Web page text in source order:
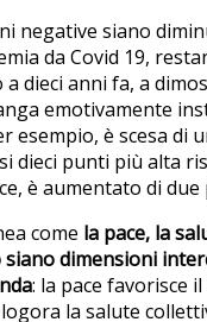
negative siano
da Covid 19,
dieci anni fa, a
emotivamente
esempio, è scesa di
dieci punti più alta
è aumentato di due
come la pace, la
dimensioni
: la pace favorisce
la salute